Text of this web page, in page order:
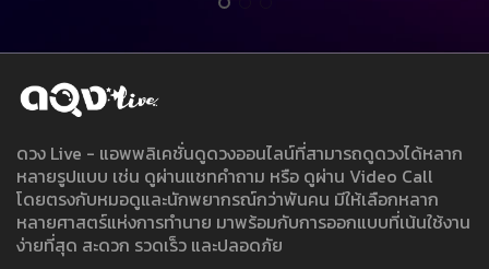
ดวง Live - แอพพลิเคชั่นดูดวงออนไลน์ที่สามารถดูดวงได้หลาก
หลายรูปแบบ เช่น ดูผ่านแชทคำถาม หรือ ดูผ่าน Video Call
โดยตรงกับหมอดูและนักพยากรณ์กว่าพันคน มีให้เลือกหลาก
หลายศาสตร์แห่งการทำนาย มาพร้อมกับการออกแบบที่เน้นใช้งาน
ง่ายที่สุด สะดวก รวดเร็ว และปลอดภัย